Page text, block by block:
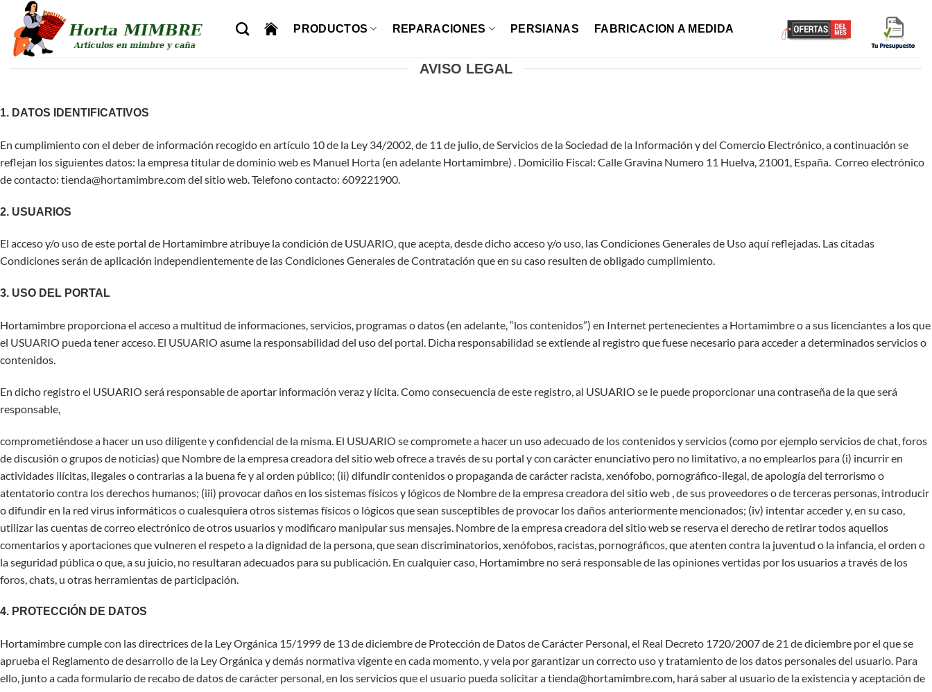
Saltar
contenido
PRODUCTOS REPARACIONES PERSIANAS FABRICACION A MEDIDA
AVISO LEGAL
1. DATOS IDENTIFICATIVOS
En cumplimiento con el deber de información recogido en artículo 10 de la Ley 34/2002, de 11 de julio, de Servicios de la Sociedad de la Información y del Comercio Electrónico, a continuación se
reflejan los siguientes datos: la empresa titular de dominio web es Manuel Horta (en adelante Hortamimbre) . Domicilio Fiscal: Calle Gravina Numero 11 Huelva, 21001, España. Correo electrónico
de contacto: tienda@hortamimbre.com del sitio web. Telefono contacto: 609221900.
2. USUARIOS
El acceso y/o uso de este portal de Hortamimbre atribuye la condición de USUARIO, que acepta, desde dicho acceso y/o uso, las Condiciones Generales de Uso aquí reflejadas. Las citadas
Condiciones serán de aplicación independientemente de las Condiciones Generales de Contratación que en su caso resulten de obligado cumplimiento.
3. USO DEL PORTAL
Hortamimbre proporciona el acceso a multitud de informaciones, servicios, programas o datos (en adelante, “los contenidos”) en Internet pertenecientes a Hortamimbre o a sus licenciantes a los que
el USUARIO pueda tener acceso. El USUARIO asume la responsabilidad del uso del portal. Dicha responsabilidad se extiende al registro que fuese necesario para acceder a determinados servicios o
contenidos.
En dicho registro el USUARIO será responsable de aportar información veraz y lícita. Como consecuencia de este registro, al USUARIO se le puede proporcionar una contraseña de la que será
responsable,
comprometiéndose a hacer un uso diligente y confidencial de la misma. El USUARIO se compromete a hacer un uso adecuado de los contenidos y servicios (como por ejemplo servicios de chat, foros
de discusión o grupos de noticias) que Nombre de la empresa creadora del sitio web ofrece a través de su portal y con carácter enunciativo pero no limitativo, a no emplearlos para (i) incurrir en
actividades ilícitas, ilegales o contrarias a la buena fe y al orden público; (ii) difundir contenidos o propaganda de carácter racista, xenófobo, pornográfico-ilegal, de apología del terrorismo o
atentatorio contra los derechos humanos; (iii) provocar daños en los sistemas físicos y lógicos de Nombre de la empresa creadora del sitio web , de sus proveedores o de terceras personas, introducir
o difundir en la red virus informáticos o cualesquiera otros sistemas físicos o lógicos que sean susceptibles de provocar los daños anteriormente mencionados; (iv) intentar acceder y, en su caso,
utilizar las cuentas de correo electrónico de otros usuarios y modificaro manipular sus mensajes. Nombre de la empresa creadora del sitio web se reserva el derecho de retirar todos aquellos
comentarios y aportaciones que vulneren el respeto a la dignidad de la persona, que sean discriminatorios, xenófobos, racistas, pornográficos, que atenten contra la juventud o la infancia, el orden o
la seguridad pública o que, a su juicio, no resultaran adecuados para su publicación. En cualquier caso, Hortamimbre no será responsable de las opiniones vertidas por los usuarios a través de los
foros, chats, u otras herramientas de participación.
4. PROTECCIÓN DE DATOS
Hortamimbre cumple con las directrices de la Ley Orgánica 15/1999 de 13 de diciembre de Protección de Datos de Carácter Personal, el Real Decreto 1720/2007 de 21 de diciembre por el que se
aprueba el Reglamento de desarrollo de la Ley Orgánica y demás normativa vigente en cada momento, y vela por garantizar un correcto uso y tratamiento de los datos personales del usuario. Para
ello, junto a cada formulario de recabo de datos de carácter personal, en los servicios que el usuario pueda solicitar a tienda@hortamimbre.com, hará saber al usuario de la existencia y aceptación de